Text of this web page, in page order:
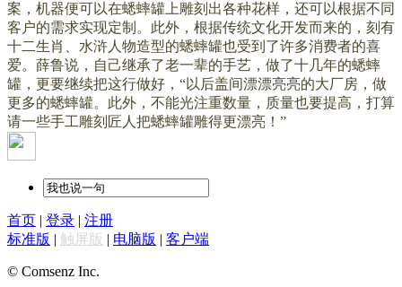
案，机器便可以在蟋蟀罐上雕刻出各种花样，还可以根据不同
客户的需求实现定制。此外，根据传统文化开发而来的，刻有
十二生肖、水浒人物造型的蟋蟀罐也受到了许多消费者的喜
爱。 薛鲁说，自己继承了老一辈的手艺，做了十几年的蟋蟀
罐，更要继续把这行做好，“以后盖间漂漂亮亮的大厂房，做
更多的蟋蟀罐。此外，不能光注重数量，质量也要提高，打算
请一些手工雕刻匠人把蟋蟀罐雕得更漂亮！”
首页 | 登录 | 注册
标准版 | 触屏版 | 电脑版 | 客户端
© Comsenz Inc.